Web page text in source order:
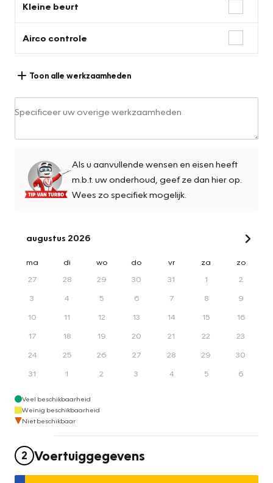
Kleine beurt
Airco controle
Toon alle werkzaamheden
Specificeer uw overige werkzaamheden
Als u aanvullende wensen en eisen heeft
m.b.t. uw onderhoud, geef ze dan hier op.
Wees zo specifiek mogelijk.
augustus 2026
ma di wo do vr za
zo
27
28 29 30 31 1
2
3
4 5 6 7 8
9
10
11 12 13 14 15
16
17
18 19 20 21 22
23
24
25 26 27 28 29
30
31
1 2 3 4 5 6
Veel beschikbaarheid
Weinig beschikbaarheid
Niet beschikbaar
2 Voertuiggegevens